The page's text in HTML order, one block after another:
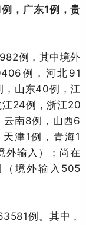
，广东1例，贵
例，其中境外
例，河北91
山东40例，江
24例，浙江20
云南8例，山西6
津1例，青海1
外输入）；尚在
（境外输入505
例。其中，